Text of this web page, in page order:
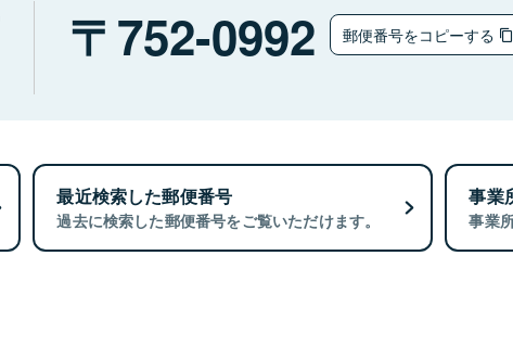
752-0992 郵便番号をコピーする
最近検索した郵便番号
過去に検索した郵便番号をご覧いただけます。
事業
事業